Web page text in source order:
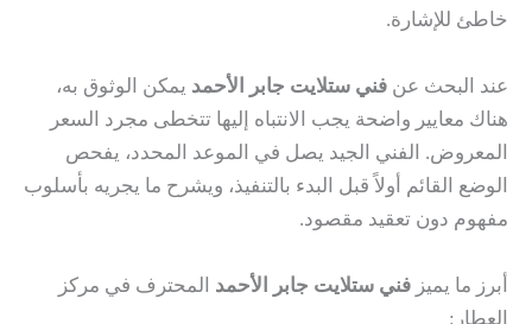
خاطئ للإشارة.
عند البحث عن فني ستلايت جابر الأحمد يمكن الوثوق به،
هناك معايير واضحة يجب الانتباه إليها تتخطى مجرد السعر
المعروض. الفني الجيد يصل في الموعد المحدد، يفحص
الوضع القائم أولاً قبل البدء بالتنفيذ، ويشرح ما يجريه بأسلوب
مفهوم دون تعقيد مقصود.
أبرز ما يميز فني ستلايت جابر الأحمد المحترف في مركز
العطار: